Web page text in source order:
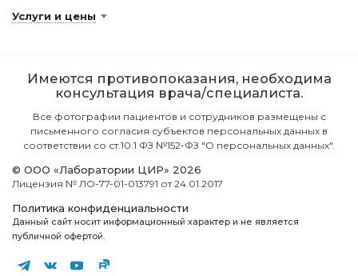
Услуги и цены
Имеются противопоказания, необходима
консультация врача/специалиста.
Все фотографии пациентов и сотрудников размещены с
письменного согласия субъектов персональных данных в
соответствии со ст.10.1 ФЗ №152-ФЗ "О персональных данных".
© ООО «Лаборатории ЦИР» 2026
Лицензия № ЛО-77-01-013791 от 24.01.2017
Политика конфиденциальности
Данный сайт носит информационный характер и не является
публичной офертой.